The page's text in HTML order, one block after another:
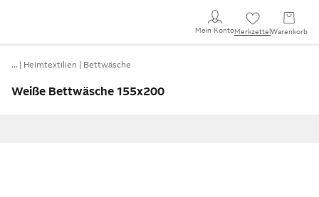
Mein KontoMerkzettel Warenkorb
… Heimtextilien Bettwäsche
Weiße Bettwäsche 155x200